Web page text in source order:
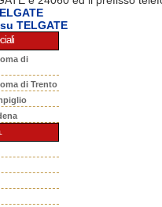
TELGATE
di
di Trento